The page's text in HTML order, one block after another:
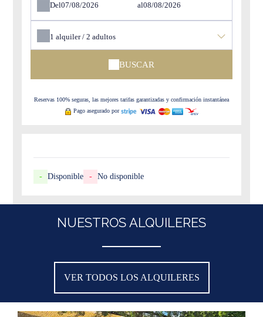
Del al
1alquiler /2adultos
BUSCAR
Reservas 100% seguras, las mejores tarifas garantizadas y confirmación instantánea
Pago asegurado por
- Disponible - No disponible
NUESTROS ALQUILERES
VER TODOS LOS ALQUILERES